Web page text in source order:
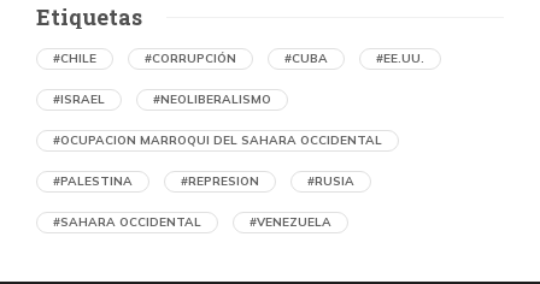
Ejecución de niños palestinos con un solo
Etiquetas
#CHILE #CORRUPCIÓN #CUBA #EE.UU.
#ISRAEL #NEOLIBERALISMO
#OCUPACION MARROQUI DEL SAHARA OCCIDENTAL
#PALESTINA #REPRESION #RUSIA
#SAHARA OCCIDENTAL #VENEZUELA